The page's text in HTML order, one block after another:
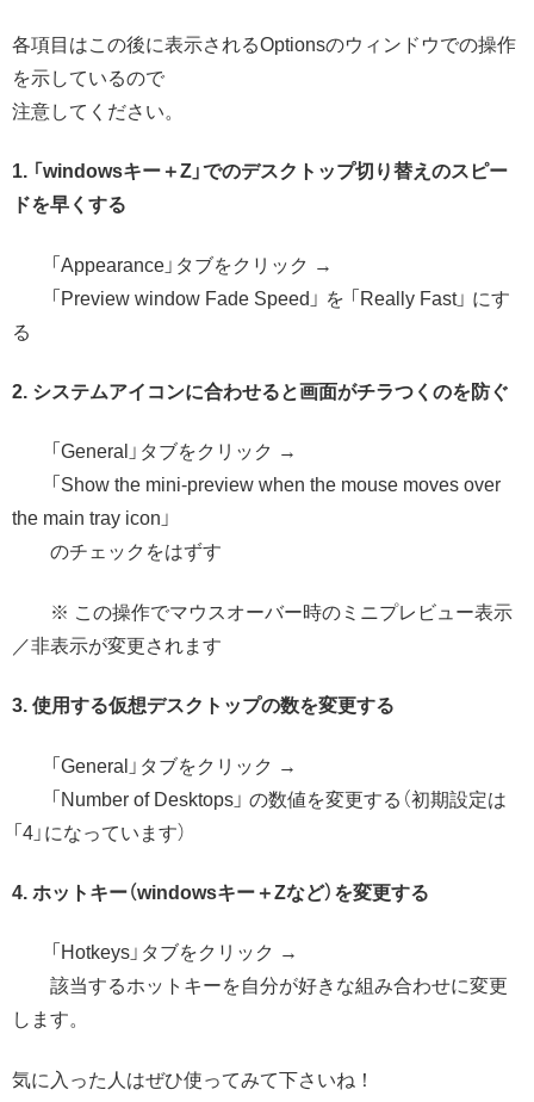
各項目はこの後に表示されるOptionsのウィンドウでの操作
を示しているので
注意してください。
1. 「windowsキー＋Z」でのデスクトップ切り替えのスピー
ドを早くする
「Appearance」タブをクリック →
「Preview window Fade Speed」 を 「Really Fast」 にす
る
2. システムアイコンに合わせると画面がチラつくのを防ぐ
「General」タブをクリック →
「Show the mini-preview when the mouse moves over
the main tray icon」
のチェックをはずす
※ この操作でマウスオーバー時のミニプレビュー表示
／非表示が変更されます
3. 使用する仮想デスクトップの数を変更する
「General」タブをクリック →
「Number of Desktops」 の数値を変更する（初期設定は
「4」になっています）
4. ホットキー（windowsキー＋Zなど）を変更する
「Hotkeys」タブをクリック →
該当するホットキーを自分が好きな組み合わせに変更
します。
気に入った人はぜひ使ってみて下さいね！